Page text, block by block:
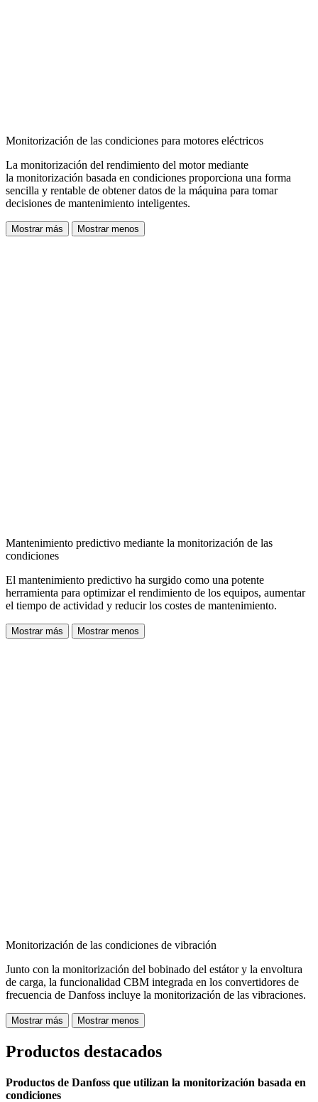
Monitorización de las condiciones para motores eléctricos
La monitorización del rendimiento del motor mediante
la monitorización basada en condiciones proporciona una forma
sencilla y rentable de obtener datos de la máquina para tomar
decisiones de mantenimiento inteligentes.
Mostrar más Mostrar menos
Mantenimiento predictivo mediante la monitorización de las
condiciones
El mantenimiento predictivo ha surgido como una potente
herramienta para optimizar el rendimiento de los equipos, aumentar
el tiempo de actividad y reducir los costes de mantenimiento.
Mostrar más Mostrar menos
Monitorización de las condiciones de vibración
Junto con la monitorización del bobinado del estátor y la envoltura
de carga, la funcionalidad CBM integrada en los convertidores de
frecuencia de Danfoss incluye la monitorización de las vibraciones.
Mostrar más Mostrar menos
Productos destacados
Productos de Danfoss que utilizan la monitorización basada en
condiciones